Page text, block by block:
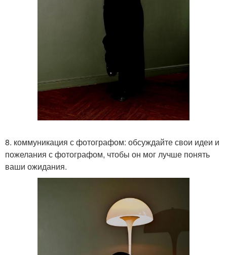
8. коммуникация с фотографом: обсуждайте свои идеи и
пожелания с фотографом, чтобы он мог лучше понять
ваши ожидания.